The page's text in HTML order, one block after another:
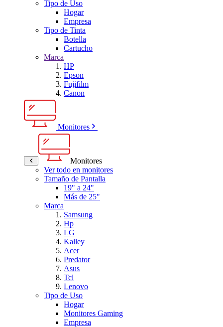
Tipo de Uso
Hogar
Empresa
Tipo de Tinta
Botella
Cartucho
Marca
HP
Epson
Fujifilm
Canon
Monitores
Monitores
Ver todo en monitores
Tamaño de Pantalla
19" a 24"
Más de 25"
Marca
Samsung
Hp
LG
Kalley
Acer
Predator
Asus
Tcl
Lenovo
Tipo de Uso
Hogar
Monitores Gaming
Empresa